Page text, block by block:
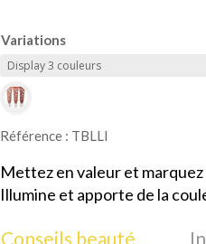
Variations
Référence : TBLLI
Mettez en valeur et
Illumine et apporte de la
Conseils beauté